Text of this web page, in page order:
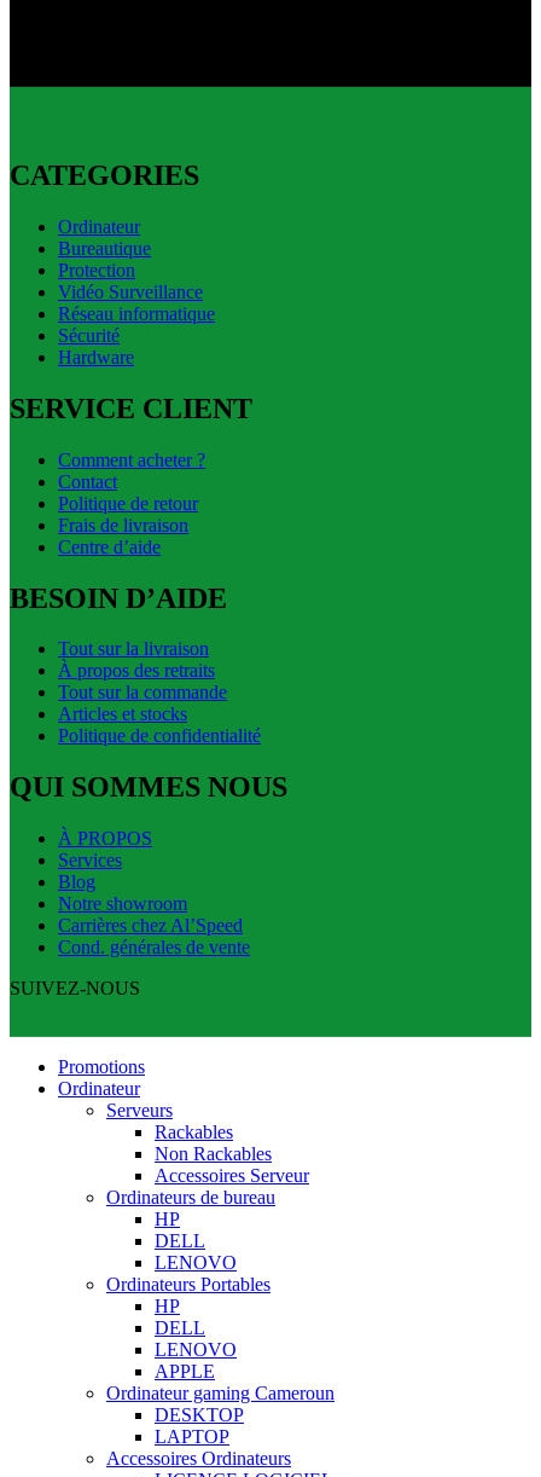
CATEGORIES
Ordinateur
Bureautique
Protection
Vidéo Surveillance
Réseau informatique
Sécurité
Hardware
SERVICE CLIENT
Comment acheter ?
Contact
Politique de retour
Frais de livraison
Centre d’aide
BESOIN D’AIDE
Tout sur la livraison
À propos des retraits
Tout sur la commande
Articles et stocks
Politique de confidentialité
QUI SOMMES NOUS
À PROPOS
Services
Blog
Notre showroom
Carrières chez Al’Speed
Cond. générales de vente
SUIVEZ-NOUS
Promotions
Ordinateur
Serveurs
Rackables
Non Rackables
Accessoires Serveur
Ordinateurs de bureau
HP
DELL
LENOVO
Ordinateurs Portables
HP
DELL
LENOVO
APPLE
Ordinateur gaming Cameroun
DESKTOP
LAPTOP
Accessoires Ordinateurs